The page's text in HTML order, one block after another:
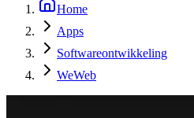
Home
Apps
Softwareontwikkeling
WeWeb